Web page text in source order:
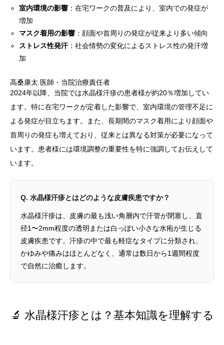
室内環境の影響 ：在宅ワークの普及により、室内での発症が
増加
マスク着用の影響 ：顔面や首周りの発症が従来より多い傾向
ストレス性発汗：社会情勢の変化によるストレス性の発汗増
加
高桑康太 医師・当院治療責任者
2024年以降、当院では水晶様汗疹の患者様が約20％増加してい
ます。特に在宅ワークが定着した影響で、室内環境の管理不足に
よる発症が目立ちます。また、長期間のマスク着用により顔面や
首周りの発症も増えており、従来とは異なる対策が必要になって
います。患者様には環境調整の重要性を特に強調してお伝えして
います。
Q. 水晶様汗疹とはどのような皮膚疾患ですか？
水晶様汗疹は、皮膚の最も浅い角層内で汗管が閉塞し、直
径1〜2mm程度の透明または白っぽい小さな水疱が生じる
皮膚疾患です。汗疹の中で最も軽症なタイプに分類され、
かゆみや痛みはほとんどなく、通常は数日から1週間程度
で自然に治癒します。
🔬 水晶様汗疹とは？基本知識を理解する